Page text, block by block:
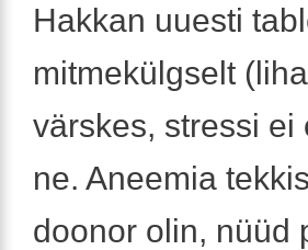
Hakkan uuesti
mitmekülgselt
värskes, stressi
ne. Aneemia
doonor olin, nüüd